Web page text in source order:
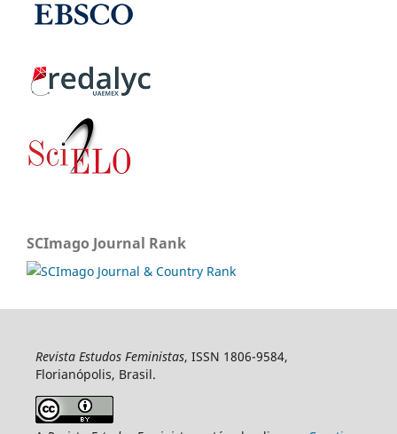
SCImago Journal Rank
Revista Estudos Feministas, ISSN 1806-9584,
Florianópolis, Brasil.